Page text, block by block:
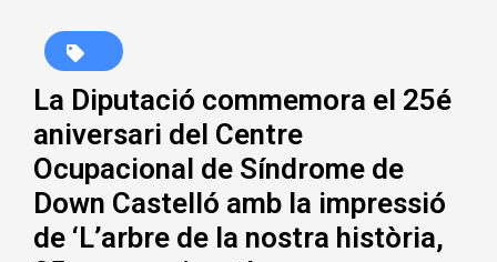
La Diputació commemora el 25é
aniversari del Centre
Ocupacional de Síndrome de
Down Castelló amb la impressió
de ‘L’arbre de la nostra història,